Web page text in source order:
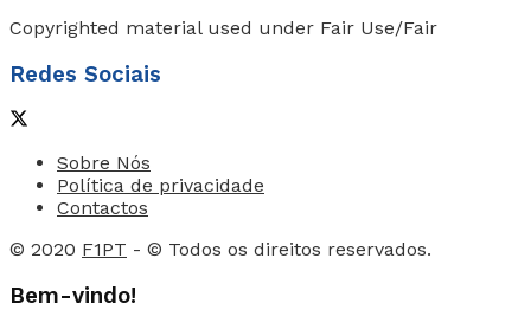
Copyrighted material used under Fair Use/Fair
Redes Sociais
Sobre Nós
Política de privacidade
Contactos
© 2020 F1PT - © Todos os direitos reservados.
Bem-vindo!